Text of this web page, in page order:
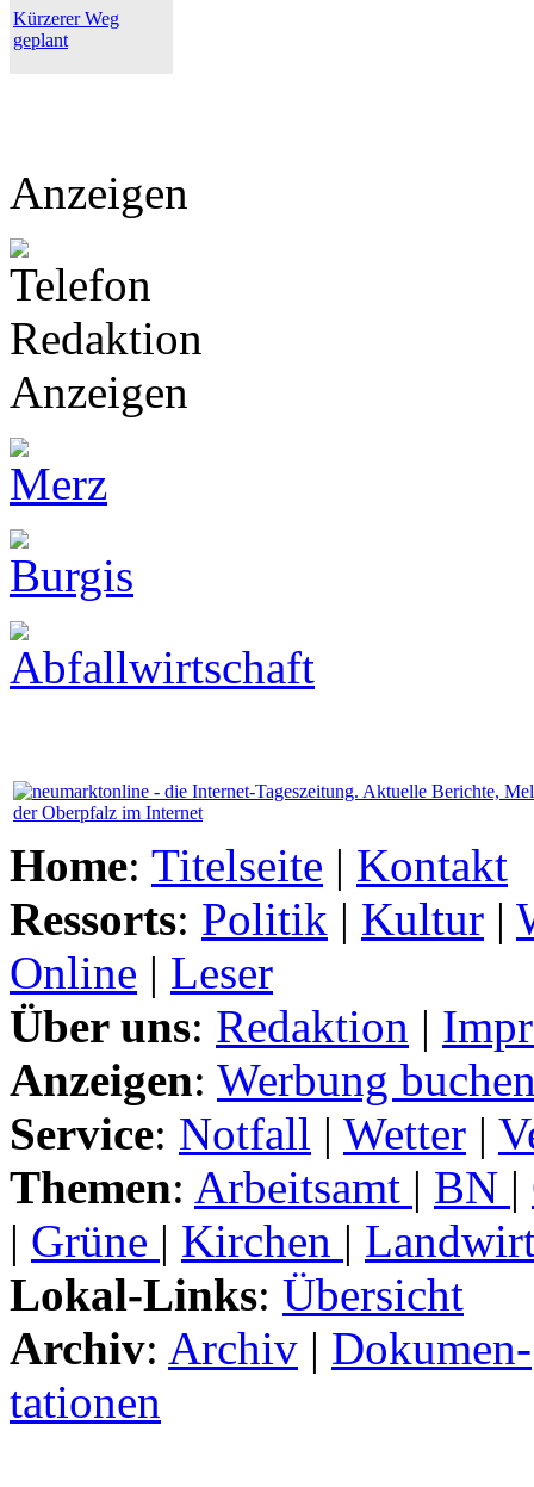
Kürzerer Weg
geplant
Anzeigen
Anzeigen
Home: Titelseite | Kontakt
Ressorts: Politik | Kultur |
Online | Leser
Über uns: Redaktion |
Anzeigen: Werbung
Service: Notfall | Wetter |
Themen: Arbeitsamt | BN |
| Grüne | Kirchen |
Lokal-Links: Übersicht
Archiv: Archiv | Dokumen-
tationen